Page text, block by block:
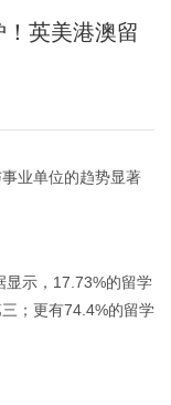
英美港澳留
业单位的趋势显著
显示，17.73%的留学
；更有74.4%的留学